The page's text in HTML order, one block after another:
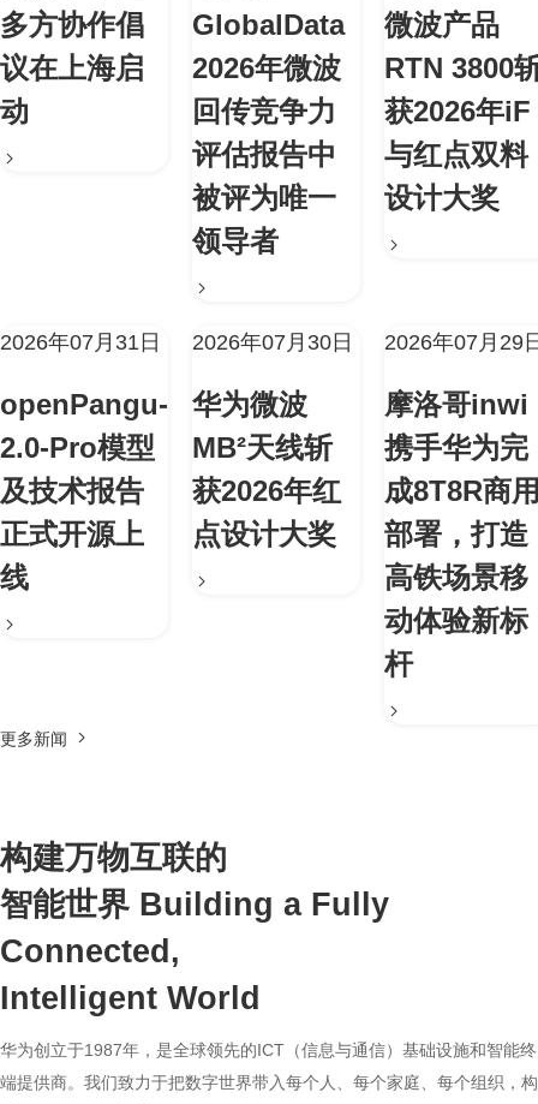
多方协作倡
议在上海启
动
GlobalData
2026年微波
回传竞争力
评估报告中
被评为唯一
领导者
微波产品
RTN 3800
获2026年iF
与红点双料
设计大奖
2026年07月31日
openPangu-
2.0-Pro模型
及技术报告
正式开源上
线
2026年07月30日
华为微波
MB²天线斩
获2026年红
点设计大奖
2026年07月29
摩洛哥inwi
携手华为完
成8T8R商
部署，打造
高铁场景移
动体验新标
杆
更多新闻
构建万物互联的
智能世界 Building a Fully
Connected,
Intelligent World
华为创立于1987年，是全球领先的ICT（信息与通信）基础设施和智能终
端提供商。我们致力于把数字世界带入每个人、每个家庭、每个组织，构